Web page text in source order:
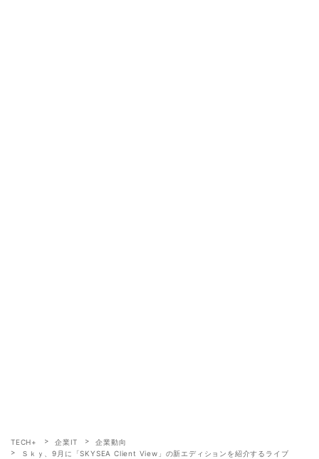
TECH+ 企業IT
企業動向
Ｓｋｙ、9月に「SKYSEA Client View」の新エディションを紹介するライブ